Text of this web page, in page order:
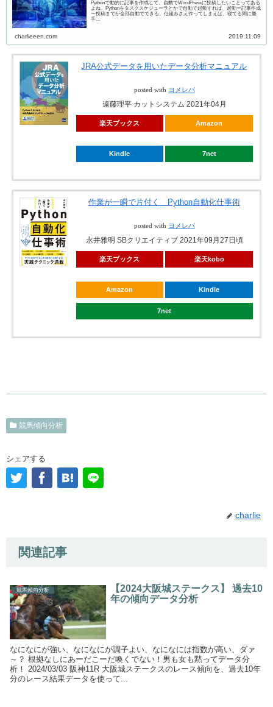
Pythonで動的に記事を作成して、自動でWordPressに投稿したいことってある
よね。Pythonをタスクスケジューラとかで自動で起動すれば、起動ー記事作成
ー投稿までが全部自動でできる。仕組みさえ作ってしまえば、寝てる間に勝
手…
charlieeen.com 2019.11.09
JRA公式データを用いたデータ分析マニュアル
posted with ヨメレバ
遠藤理平 カットシステム 2021年04月
楽天ブックス Amazon
Kindle 7net
作業が一瞬で片付く Python自動化仕事術
posted with ヨメレバ
永井雅明 SBクリエイティブ 2021年09月27日頃
楽天ブックス 楽天kobo
Amazon Kindle
7net
競馬傾向分析
シェアする
charlie
関連記事
競馬傾向分析
【2024大阪城ステークス】 過去10
年の傾向データ分析
なになにが強い、なになにが調子よい、なになには指数が高い、ダァ
～？ 根拠なしにあーだこーだ喚くでない！男も女も黙ってデータ分
析！ 2024/03/03 阪神11R 大阪城ステークスのレース傾向を、過去10年
分のレース結果データを使って...